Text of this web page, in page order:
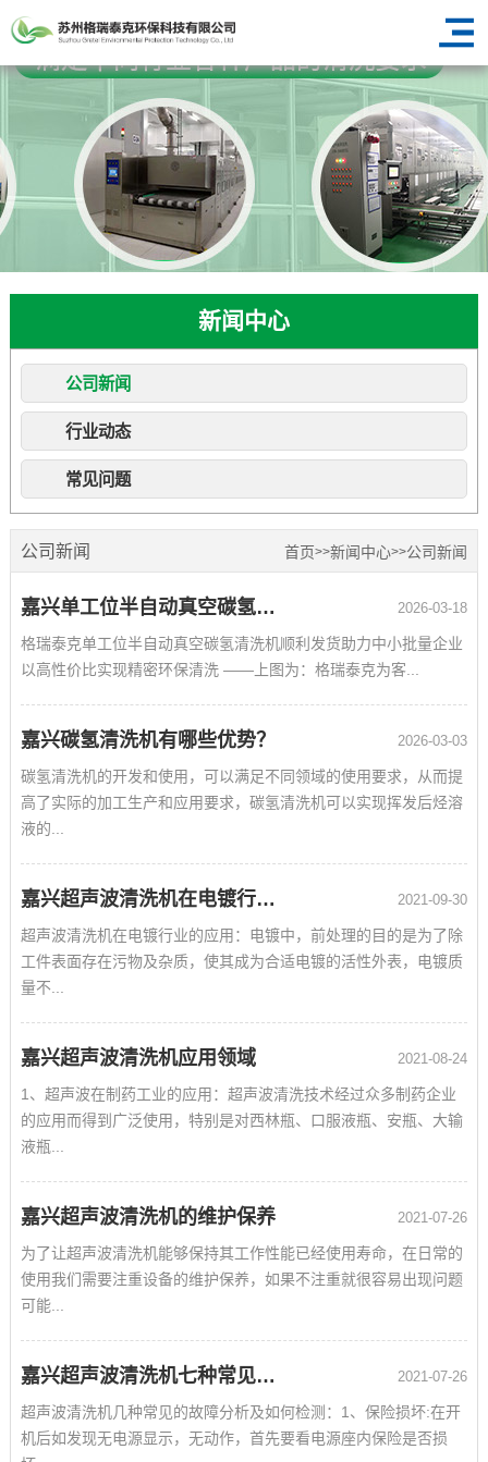
新闻中心
公司新闻
行业动态
常见问题
公司新闻 首页>>新闻中心>>公司新闻
嘉兴单工位半自动真空碳氢清洗机顺利发货 2026-03-18
格瑞泰克单工位半自动真空碳氢清洗机顺利发货助力中小批量企业
以高性价比实现精密环保清洗 ——上图为：格瑞泰克为客...
嘉兴碳氢清洗机有哪些优势？ 2026-03-03
碳氢清洗机的开发和使用，可以满足不同领域的使用要求，从而提
高了实际的加工生产和应用要求，碳氢清洗机可以实现挥发后烃溶
液的...
嘉兴超声波清洗机在电镀行业的应用 2021-09-30
超声波清洗机在电镀行业的应用：电镀中，前处理的目的是为了除
工件表面存在污物及杂质，使其成为合适电镀的活性外表，电镀质
量不...
嘉兴超声波清洗机应用领域 2021-08-24
1、超声波在制药工业的应用：超声波清洗技术经过众多制药企业
的应用而得到广泛使用，特别是对西林瓶、口服液瓶、安瓶、大输
液瓶...
嘉兴超声波清洗机的维护保养 2021-07-26
为了让超声波清洗机能够保持其工作性能已经使用寿命，在日常的
使用我们需要注重设备的维护保养，如果不注重就很容易出现问题
可能...
嘉兴超声波清洗机七种常见的问题分析以及如何检测 2021-07-26
超声波清洗机几种常见的故障分析及如何检测：1、保险损坏:在开
机后如发现无电源显示，无动作，首先要看电源座内保险是否损